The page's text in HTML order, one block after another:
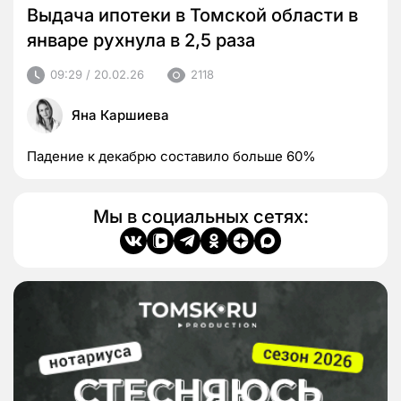
Выдача ипотеки в Томской области в
январе рухнула в 2,5 раза
09:29 / 20.02.26 2118
Яна Каршиева
Падение к декабрю составило больше 60%
Мы в социальных сетях: